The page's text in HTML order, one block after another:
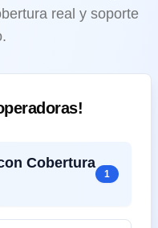
real y soporte
Cobertura
1